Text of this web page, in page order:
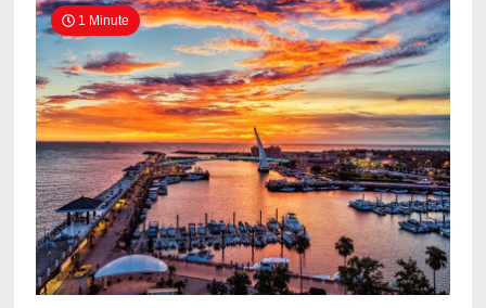
1 Minute